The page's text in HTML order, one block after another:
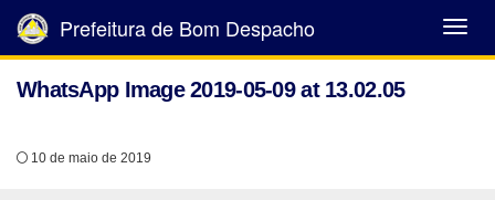
Abrir
Menu
Prefeitura de Bom Despacho
WhatsApp Image 2019-05-09 at 13.02.05
10 de maio de 2019